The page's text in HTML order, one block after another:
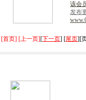
该会
发布
[首页] [上一页][下一页] [尾页][